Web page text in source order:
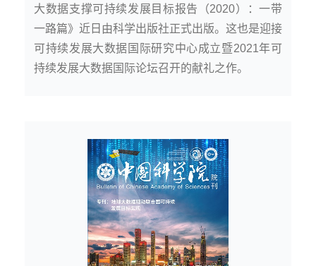
大数据支撑可持续发展目标报告（2020）：一带
一路篇》近日由科学出版社正式出版。这也是迎接
可持续发展大数据国际研究中心成立暨2021年可
持续发展大数据国际论坛召开的献礼之作。